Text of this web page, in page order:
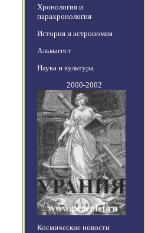
Хронология и
парахронология
История и астрономия
Альмагест
Наука и культура
2000-2002
Космические новости